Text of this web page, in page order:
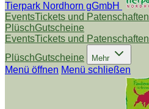
Tierpark Nordhorn gGmbH
EventsTickets und Patenschaften
PlüschGutscheine
EventsTickets und Patenschaften
PlüschGutscheine Mehr
Menü öffnen Menü schließen